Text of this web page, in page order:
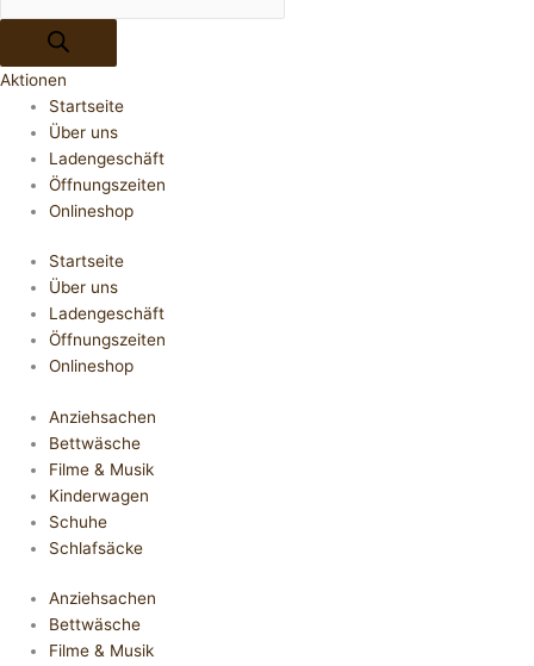
Aktionen
Startseite
Über uns
Ladengeschäft
Öffnungszeiten
Onlineshop
Startseite
Über uns
Ladengeschäft
Öffnungszeiten
Onlineshop
Anziehsachen
Bettwäsche
Filme & Musik
Kinderwagen
Schuhe
Schlafsäcke
Anziehsachen
Bettwäsche
Filme & Musik